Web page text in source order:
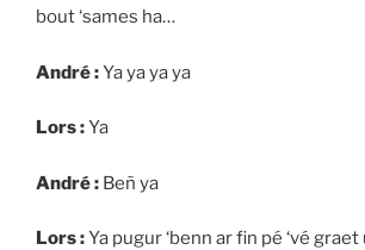
bout ‘sames ha…
André :Ya ya ya ya
Lors :Ya
André : Beñ ya
Lors :Ya pugur ‘benn ar fin pé ‘vé